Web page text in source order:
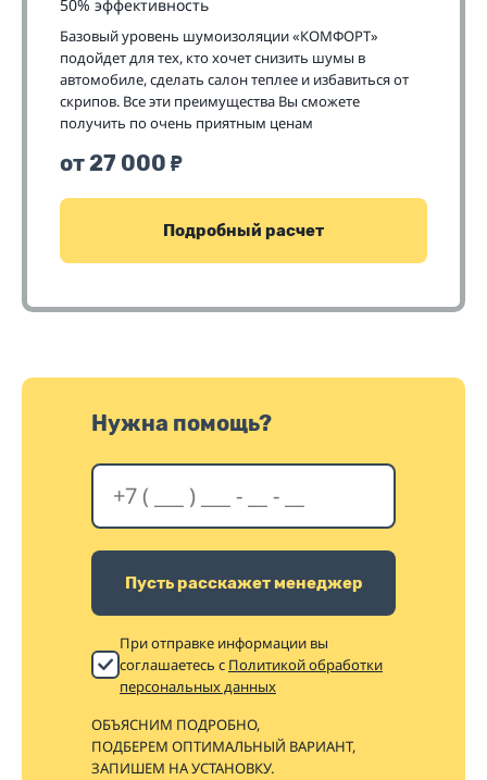
50% эффективность
Базовый уровень шумоизоляции «КОМФОРТ»
подойдет для тех, кто хочет снизить шумы в
автомобиле, сделать салон теплее и избавиться от
скрипов. Все эти преимущества Вы сможете
получить по очень приятным ценам
от 27 000 ₽
Подробный расчет
Нужна помощь?
Пусть расскажет менеджер
При отправке информации вы
соглашаетесь с Политикой обработки
персональных данных
ОБЪЯСНИМ ПОДРОБНО,
ПОДБЕРЕМ ОПТИМАЛЬНЫЙ ВАРИАНТ,
ЗАПИШЕМ НА УСТАНОВКУ.